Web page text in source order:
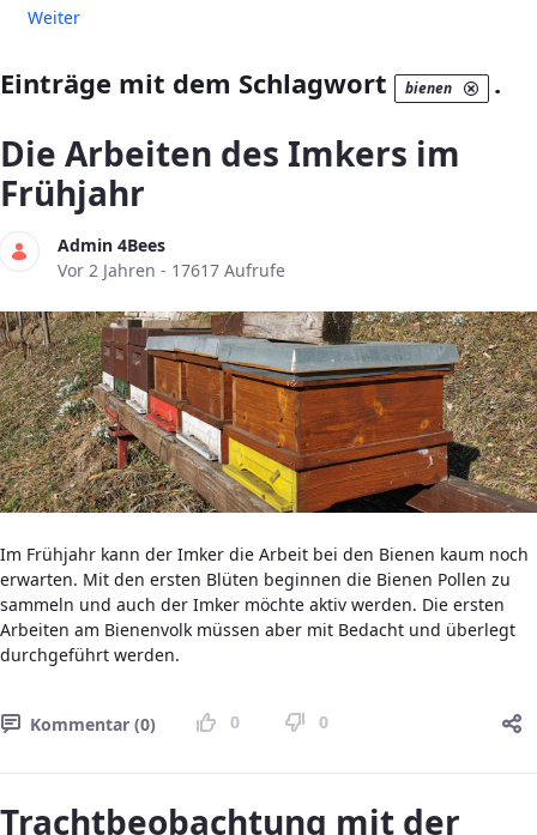
Weiter
Einträge mit dem Schlagwort bienen .
Die Arbeiten des Imkers im
Frühjahr
Admin 4Bees
Publikationsdatum
Vor 2 Jahren - 17617 Aufrufe
Im Frühjahr kann der Imker die Arbeit bei den Bienen kaum noch
erwarten. Mit den ersten Blüten beginnen die Bienen Pollen zu
sammeln und auch der Imker möchte aktiv werden. Die ersten
Arbeiten am Bienenvolk müssen aber mit Bedacht und überlegt
durchgeführt werden.
Kommentar (0) 0 0
Trachtbeobachtung mit der